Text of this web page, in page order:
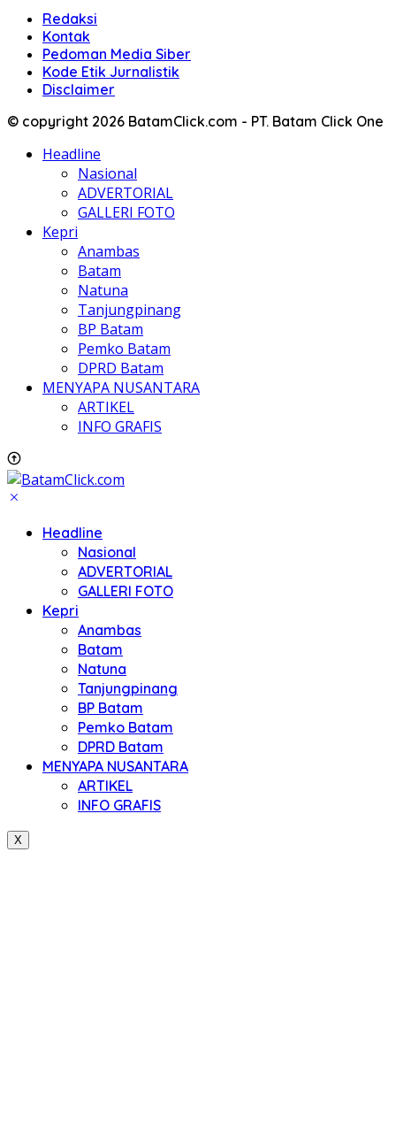
Redaksi
Kontak
Pedoman Media Siber
Kode Etik Jurnalistik
Disclaimer
© copyright 2026 BatamClick.com - PT. Batam Click One
Headline
Nasional
ADVERTORIAL
GALLERI FOTO
Kepri
Anambas
Batam
Natuna
Tanjungpinang
BP Batam
Pemko Batam
DPRD Batam
MENYAPA NUSANTARA
ARTIKEL
INFO GRAFIS
Headline
Nasional
ADVERTORIAL
GALLERI FOTO
Kepri
Anambas
Batam
Natuna
Tanjungpinang
BP Batam
Pemko Batam
DPRD Batam
MENYAPA NUSANTARA
ARTIKEL
INFO GRAFIS
X